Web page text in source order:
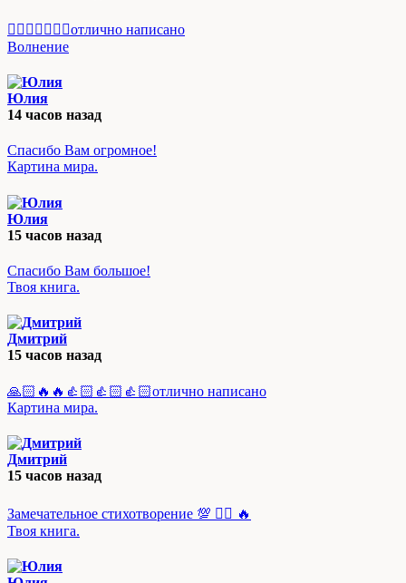
👍🏻👍🏻👌🏻💯отлично написано
Волнение
Юлия
14 часов назад
Спасибо Вам огромное!
Картина мира.
Юлия
15 часов назад
Спасибо Вам большое!
Твоя книга.
Дмитрий
15 часов назад
🙏🏻🔥🔥👍🏻👍🏻👍🏻отлично написано
Картина мира.
Дмитрий
15 часов назад
Замечательное стихотворение 💯 👍🏻 🔥
Твоя книга.